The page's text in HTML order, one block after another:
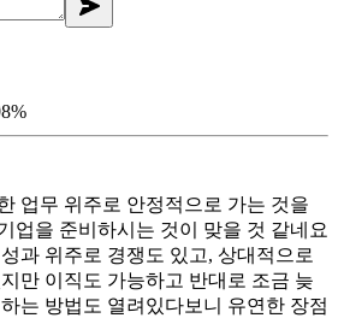
%
업무 위주로 안정적으로 가는 것을
업을 준비하시는 것이 맞을 것 같네요
과 위주로 경쟁도 있고, 상대적으로
만 이직도 가능하고 반대로 조금 늦
는 방법도 열려있다보니 유연한 장점